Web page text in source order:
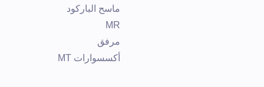
ماسح الباركود
MR
مرفق
أكسسوارات MT